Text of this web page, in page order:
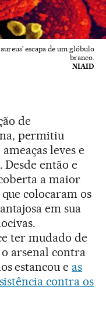
escapa de um glóbulo
branco.
NIAID
de
permitiu
leves e
então e
a maior
colocaram os
em sua
ter mudado de
arsenal contra
estancou e as
contra os